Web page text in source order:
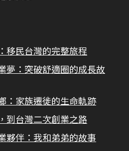
移民台灣的完整旅程
夢：突破舒適圈的成長故
：家族遷徙的生命軌跡
到台灣二次創業之路
夥伴：我和弟弟的故事